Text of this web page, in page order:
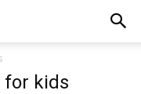
for kids